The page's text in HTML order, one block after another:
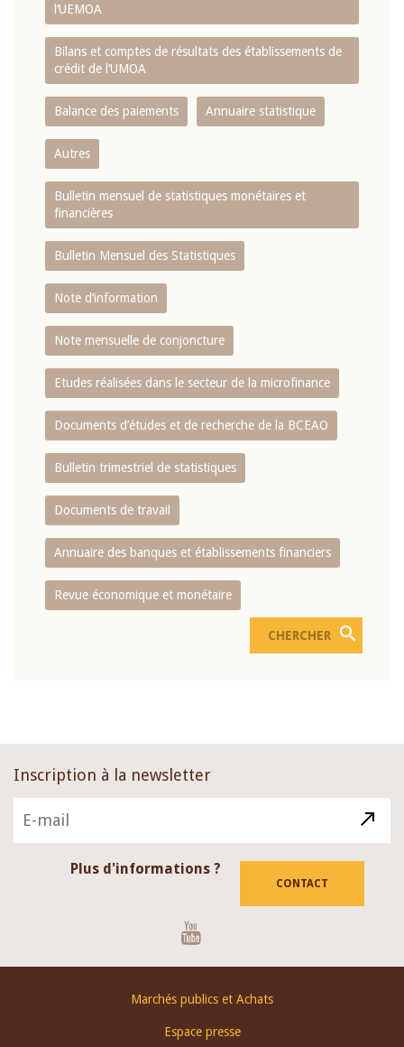
l‘UEMOA
Bilans et comptes de résultats des établissements de
crédit de l‘UMOA
Balance des paiements Annuaire statistique
Autres
Bulletin mensuel de statistiques monétaires et
financières
Bulletin Mensuel des Statistiques
Note d’information
Note mensuelle de conjoncture
Etudes réalisées dans le secteur de la microfinance
Documents d’études et de recherche de la BCEAO
Bulletin trimestriel de statistiques
Documents de travail
Annuaire des banques et établissements financiers
Revue économique et monétaire
Inscription à la newsletter
Plus d'informations ?
CONTACT
Marchés publics et Achats
Espace presse